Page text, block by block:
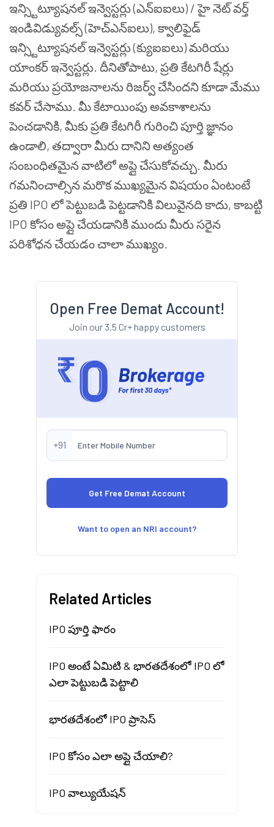
ఇన్స్టిట్యూషనల్ ఇన్వెస్టర్లు (ఎన్ఐఐలు) / హై నెట్ వర్త్
ఇండివిడ్యువల్స్ (హెచ్ఎన్ఐలు), క్వాలిఫైడ్
ఇన్స్టిట్యూషనల్ ఇన్వెస్టర్లు (క్యుఐఐలు) మరియు
యాంకర్ ఇన్వెస్టర్లు. దీనితోపాటు, ప్రతి కేటగిరీ షేర్లు
మరియు ప్రయోజనాలను రిజర్వ్ చేసిందని కూడా మేము
కవర్ చేసాము. మీ కేటాయింపు అవకాశాలను
పెంచడానికి, మీకు ప్రతి కేటగిరీ గురించి పూర్తి జ్ఞానం
ఉండాలి, తద్వారా మీరు దానిని అత్యంత
సంబంధితమైన వాటిలో అప్లై చేసుకోవచ్చు. మీరు
గమనించాల్సిన మరొక ముఖ్యమైన విషయం ఏంటంటే
ప్రతి IPO లో పెట్టుబడి పెట్టడానికి విలువైనది కాదు, కాబట్టి
IPO కోసం అప్లై చేయడానికి ముందు మీరు సరైన
పరిశోధన చేయడం చాలా ముఖ్యం.
Open Free Demat Account!
Join our 3.5 Cr+ happy customers
+91
Want to open an NRI account?
Related Articles
IPO పూర్తి ఫారం
IPO అంటే ఏమిటి & భారతదేశంలో IPO లో
ఎలా పెట్టుబడి పెట్టాలి
భారతదేశంలో IPO ప్రాసెస్
IPO కోసం ఎలా అప్లై చేయాలి?
IPO వాల్యుయేషన్